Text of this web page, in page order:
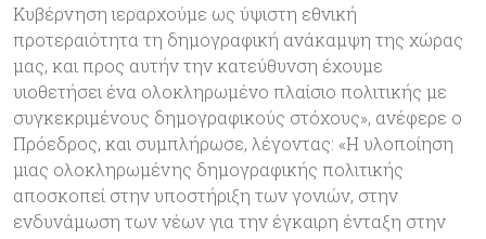
Κυβέρνηση ιεραρχούμε ως ύψιστη εθνική
προτεραιότητα τη δημογραφική ανάκαμψη της χώρας
μας, και προς αυτήν την κατεύθυνση έχουμε
υιοθετήσει ένα ολοκληρωμένο πλαίσιο πολιτικής με
συγκεκριμένους δημογραφικούς στόχους», ανέφερε ο
Πρόεδρος, και συμπλήρωσε, λέγοντας: «Η υλοποίηση
μιας ολοκληρωμένης δημογραφικής πολιτικής
αποσκοπεί στην υποστήριξη των γονιών, στην
ενδυνάμωση των νέων για την έγκαιρη ένταξη στην